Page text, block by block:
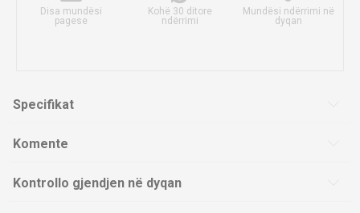
Disa mundësi
pagese
Kohë 30 ditore
ndërrimi
Mundësi ndërrimi në
dyqan
Specifikat
Komente
Kontrollo gjendjen në dyqan